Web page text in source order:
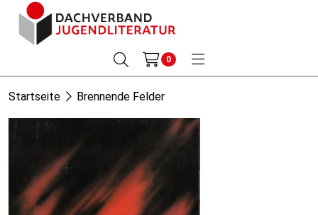
0
Startseite Brennende Felder